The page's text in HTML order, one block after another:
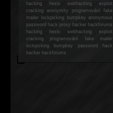
hackingheslo webhacking exploit
cracking anonymity programování fake
mailer lockpicking bumpkey anonymous
password hack proxy hacker hackforums
hacking heslo webhacking exploit
cracking programování fake mailer
lockpicking bumpkey password hack
hackerhackforums